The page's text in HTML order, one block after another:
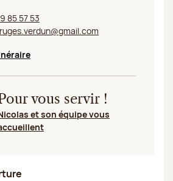
85 57 53
fenêtre
vous servir !
et son équipe vous